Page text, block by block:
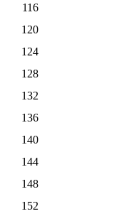
116
120
124
128
132
136
140
144
148
152